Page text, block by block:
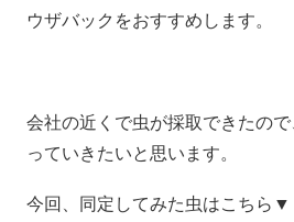
ウザバックをおすすめします。
会社の近くで虫が採取できたの
っていきたいと思います。
今回、同定してみた虫はこちら▼